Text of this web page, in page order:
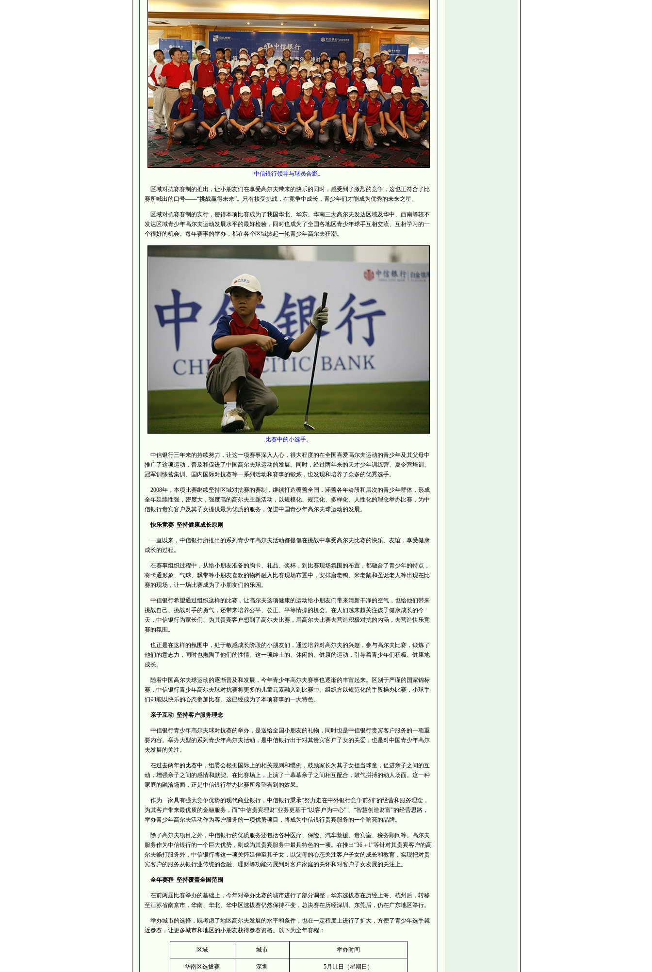
中信银行领导与球员合影。
区域对抗赛赛制的推出，让小朋友们在享受高尔夫带来的快乐的同时，感受到了激烈的竞争，这也正符合了比
赛所喊出的口号——“挑战赢得未来”。只有接受挑战，在竞争中成长，青少年们才能成为优秀的未来之星。
区域对抗赛赛制的实行，使得本项比赛成为了我国华北、华东、华南三大高尔夫发达区域及华中、西南等较不
发达区域青少年高尔夫运动发展水平的最好检验，同时也成为了全国各地区青少年球手互相交流、互相学习的一
个很好的机会。每年赛事的举办，都在各个区域掀起一轮青少年高尔夫狂潮。
比赛中的小选手。
中信银行三年来的持续努力，让这一项赛事深入人心，很大程度的在全国喜爱高尔夫运动的青少年及其父母中
推广了这项运动，普及和促进了中国高尔夫球运动的发展。同时，经过两年来的天才少年训练营、夏令营培训、
冠军训练营集训、国内国际对抗赛等一系列活动和赛事的锻炼，也发现和培养了众多的优秀选手。
2008年，本项比赛继续坚持区域对抗赛的赛制，继续打造覆盖全国，涵盖各年龄段和层次的青少年群体，形成
全年延续性强，密度大，强度高的高尔夫主题活动，以规模化、规范化、多样化、人性化的理念举办比赛，为中
信银行贵宾客户及其子女提供最为优质的服务，促进中国青少年高尔夫球运动的发展。
快乐竞赛 坚持健康成长原则
一直以来，中信银行所推出的系列青少年高尔夫活动都提倡在挑战中享受高尔夫比赛的快乐、友谊，享受健康
成长的过程。
在赛事组织过程中，从给小朋友准备的胸卡、礼品、奖杯，到比赛现场氛围的布置，都融合了青少年的特点，
将卡通形象、气球、飘带等小朋友喜欢的物料融入比赛现场布置中，安排唐老鸭、米老鼠和圣诞老人等出现在比
赛的现场，让一场比赛成为了小朋友们的乐园。
中信银行希望通过组织这样的比赛，让高尔夫这项健康的运动给小朋友们带来清新干净的空气，也给他们带来
挑战自己、挑战对手的勇气，还带来培养公平、公正、平等情操的机会。在人们越来越关注孩子健康成长的今
天，中信银行为家长们、为其贵宾客户想到了高尔夫比赛，用高尔夫比赛去营造积极对抗的内涵，去营造快乐竞
赛的氛围。
也正是在这样的氛围中，处于敏感成长阶段的小朋友们，通过培养对高尔夫的兴趣，参与高尔夫比赛，锻炼了
他们的意志力，同时也熏陶了他们的性情。这一项绅士的、休闲的、健康的运动，引导着青少年们积极、健康地
成长。
随着中国高尔夫球运动的逐渐普及和发展，今年青少年高尔夫赛事也逐渐的丰富起来。区别于严谨的国家锦标
赛，中信银行青少年高尔夫球对抗赛将更多的儿童元素融入到比赛中。组织方以规范化的手段操办比赛，小球手
们却能以快乐的心态参加比赛。这已经成为了本项赛事的一大特色。
亲子互动 坚持客户服务理念
中信银行青少年高尔夫球对抗赛的举办，是送给全国小朋友的礼物，同时也是中信银行贵宾客户服务的一项重
要内容。举办大型的系列青少年高尔夫活动，是中信银行出于对其贵宾客户子女的关爱，也是对中国青少年高尔
夫发展的关注。
在过去两年的比赛中，组委会根据国际上的相关规则和惯例，鼓励家长为其子女担当球童，促进亲子之间的互
动，增强亲子之间的感情和默契。在比赛场上，上演了一幕幕亲子之间相互配合，鼓气拼搏的动人场面。这一种
家庭的融洽场面，正是中信银行举办比赛所希望看到的效果。
作为一家具有强大竞争优势的现代商业银行，中信银行秉承“努力走在中外银行竞争前列”的经营和服务理念，
为其客户带来最优质的金融服务，而“中信贵宾理财”业务更基于“以客户为中心” 、“智慧创造财富”的经营思路，
举办青少年高尔夫活动作为客户服务的一项优势项目，将成为中信银行贵宾服务的一个响亮的品牌。
除了高尔夫项目之外，中信银行的优质服务还包括各种医疗、保险、汽车救援、贵宾室、税务顾问等。高尔夫
服务作为中信银行的一个巨大优势，则成为其贵宾服务中最具特色的一项。在推出“36＋1”等针对其贵宾客户的高
尔夫畅打服务外，中信银行将这一项关怀延伸至其子女，以父母的心态关注客户子女的成长和教育，实现把对贵
宾客户的服务从银行业传统的金融、理财等功能拓展到对客户家庭的关怀和对客户子女发展的关注上。
全年赛程 坚持覆盖全国范围
在前两届比赛举办的基础上，今年对举办比赛的城市进行了部分调整，华东选拔赛在历经上海、杭州后，转移
至江苏省南京市，华南、华北、华中区选拔赛仍然保持不变，总决赛在历经深圳、东莞后，仍在广东地区举行。
举办城市的选择，既考虑了地区高尔夫发展的水平和条件，也在一定程度上进行了扩大，方便了青少年选手就
近参赛，让更多城市和地区的小朋友获得参赛资格。以下为全年赛程：
区域 城市 举办时间
华南区选拔赛 深圳 5月 11日 （星期日）